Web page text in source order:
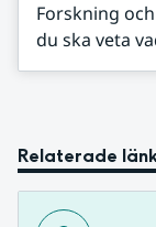
Forskning
du ska veta
Relaterade